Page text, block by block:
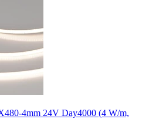
4mm 24V Day4000 (4 W/m,